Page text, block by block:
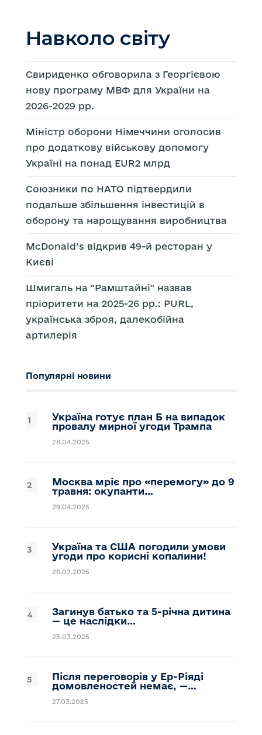
Навколо світу
Свириденко обговорила з Георгієвою
нову програму МВФ для України на
2026-2029 рр.
Міністр оборони Німеччини оголосив
про додаткову військову допомогу
Україні на понад EUR2 млрд
Союзники по НАТО підтвердили
подальше збільшення інвестицій в
оборону та нарощування виробництва
McDonald’s відкрив 49-й ресторан у
Києві
Шмигаль на "Рамштайні" назвав
пріоритети на 2025-26 рр.: PURL,
українська зброя, далекобійна
артилерія
Популярні новини
Україна готує план Б на випадок
провалу мирної угоди Трампа
28.04.2025
Москва мріє про «перемогу» до 9
травня: окупанти…
29.04.2025
Україна та США погодили умови
угоди про корисні копалини!
26.02.2025
Загинув батько та 5-річна дитина
— це наслідки…
23.03.2025
Після переговорів у Ер-Ріяді
домовленостей немає, —…
27.03.2025